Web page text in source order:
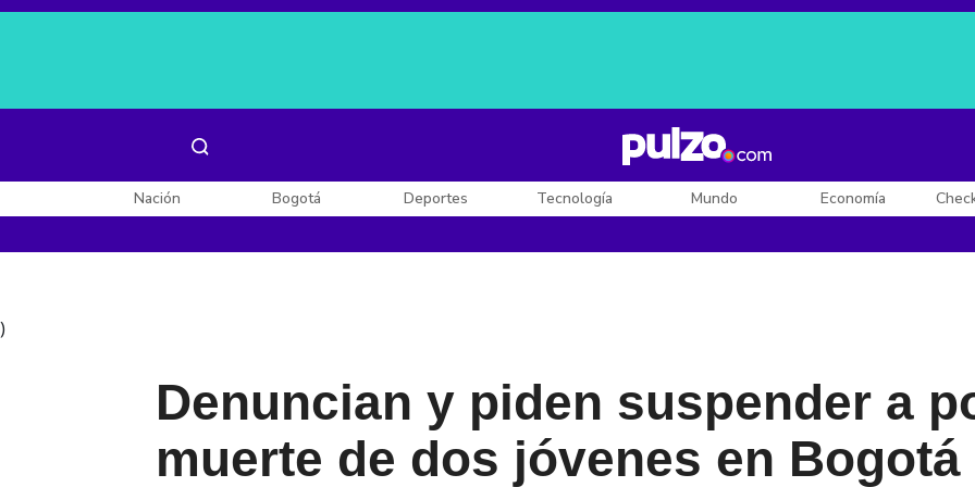
Posesión de De la Espriella
Nación Bogotá Deportes Tecnología Mundo Economía
)
Denuncian y piden suspender a
muerte de dos jóvenes en Bogotá